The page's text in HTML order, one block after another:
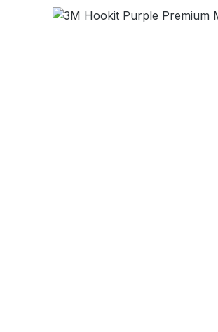
Bildergalerie überspringen